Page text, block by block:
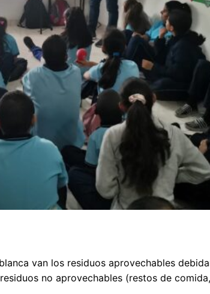
van los residuos aprovechables
no aprovechables (restos de